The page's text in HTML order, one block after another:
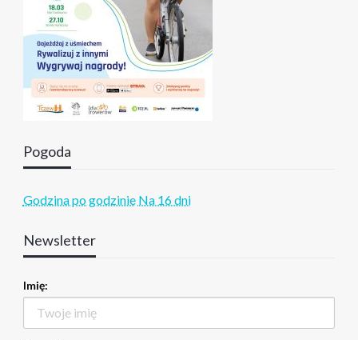
Pogoda
Godzina po godzinie Na 16 dni
Newsletter
Imię: